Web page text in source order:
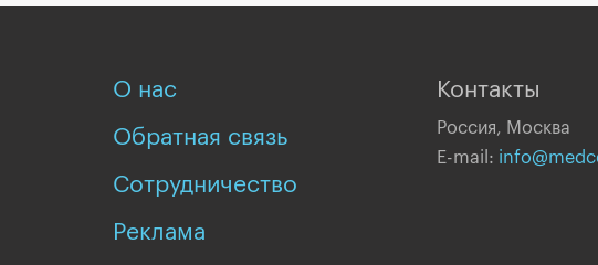
О нас
Обратная связь
Сотрудничество
Реклама
Контакты
Россия, Москва
E-mail: